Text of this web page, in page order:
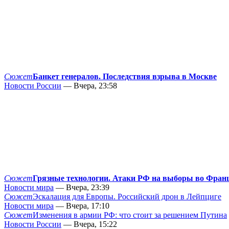
СюжетБанкет генералов. Последствия взрыва в Москве
Новости России — Вчера, 23:58
СюжетГрязные технологии. Атаки РФ на выборы во
Новости мира — Вчера, 23:39
СюжетЭскалация для Европы. Российский дрон в Лейпциге
Новости мира — Вчера, 17:10
СюжетИзменения в армии РФ: что стоит за решением Путина
Новости России — Вчера, 15:22